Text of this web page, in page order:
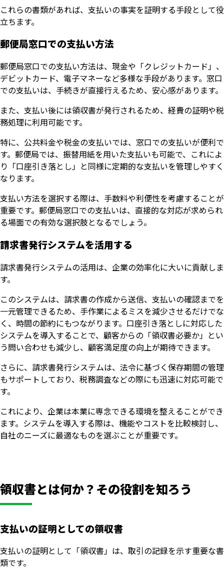
これらの書類があれば、支払いの事実を証明する手段として役
立ちます。
郵便局窓口での支払い方法
郵便局窓口での支払い方法は、現金や「クレジットカード」、
デビットカード、電子マネーなど多様な手段があります。窓口
での支払いは、手続きが直接行えるため、安心感があります。
また、支払い後には領収書が発行されるため、経費の証明や税
務処理に利用可能です。
特に、公共料金や税金の支払いでは、窓口での支払いが便利で
す。郵便局では、振替用紙を用いた支払いも可能で、これによ
り「口座引き落とし」と同様に定期的な支払いを管理しやすく
なります。
支払い方法を選択する際は、手数料や利便性を考慮することが
重要です。郵便局窓口での支払いは、直接的な対応が求められ
る場面での有効な選択肢となるでしょう。
請求書発行システムを活用する
請求書発行システムの活用は、企業の効率化に大いに貢献しま
す。
このシステムは、請求書の作成から送信、支払いの確認までを
一元管理できるため、手作業によるミスを減少させるだけでな
く、時間の節約にもつながります。口座引き落としに対応した
システムを導入することで、顧客からの「領収書必要か」とい
う問い合わせも減少し、顧客満足度の向上が期待できます。
さらに、請求書発行システムは、法令に基づく保存期間の管理
もサポートしており、税務調査などの際にも迅速に対応可能で
す。
これにより、企業は本業に専念できる環境を整えることができ
ます。システムを導入する際は、機能やコストを比較検討し、
自社のニーズに最適なものを選ぶことが重要です。
領収書とは何か？その役割を知ろう
支払いの証明としての領収書
支払いの証明として「領収書」は、取引の記録を示す重要な書
類です。